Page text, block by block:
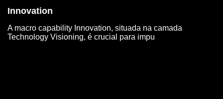
Innovation
A macro capability Innovation, situada na camada
Technology Visioning, é crucial para impu